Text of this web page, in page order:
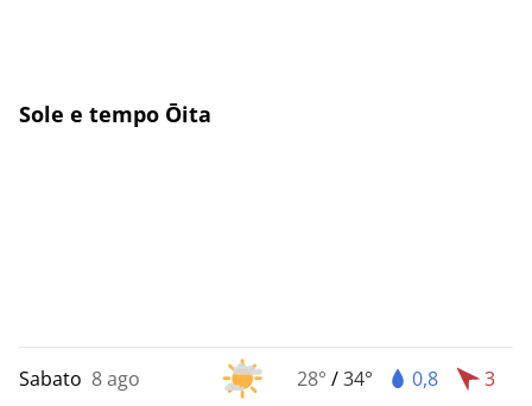
Sole e tempo Ōita
Sabato 8 ago 28° /34° 0,8 3